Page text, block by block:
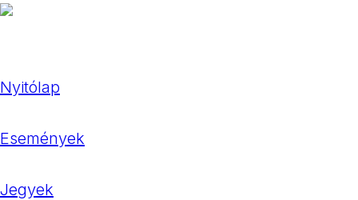
Nyitólap
Események
Jegyek